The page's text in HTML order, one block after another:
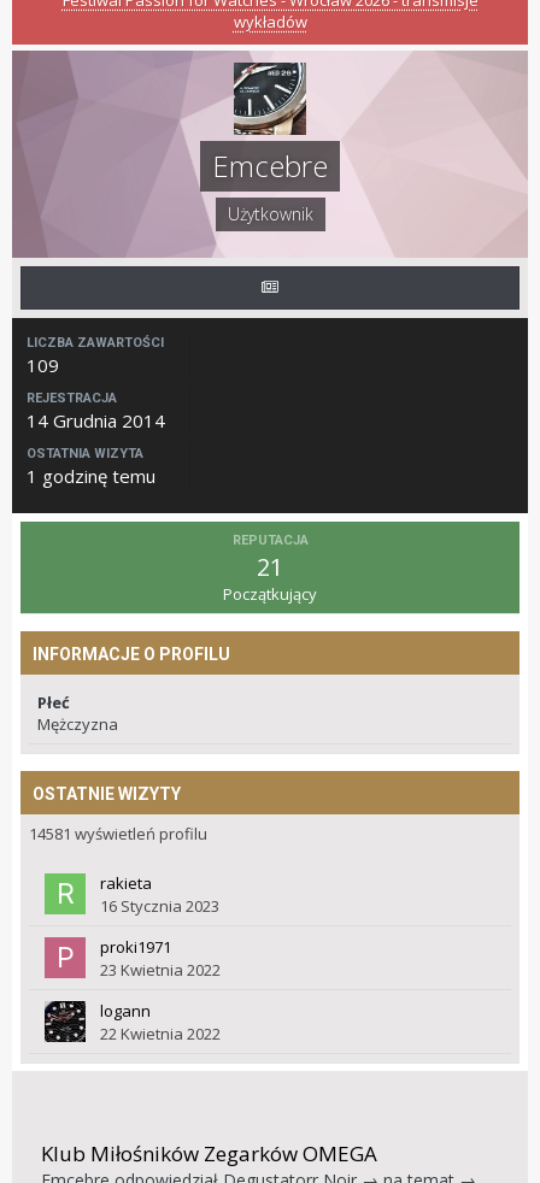
wykładów
Emcebre
Użytkownik
LICZBA ZAWARTOŚCI
109
REJESTRACJA
14 Grudnia 2014
OSTATNIA WIZYTA
1 godzinę temu
REPUTACJA
21
Początkujący
INFORMACJE O PROFILU
Płeć
Mężczyzna
OSTATNIE WIZYTY
14581 wyświetleń profilu
rakieta
16 Stycznia 2023
proki1971
23 Kwietnia 2022
logann
22 Kwietnia 2022
Klub Miłośników Zegarków OMEGA